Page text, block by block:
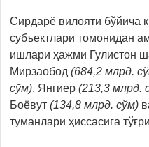
Сирдарё вилояти бўйича
субъектлари томонидан
ишлари ҳажми Гулистон
Мирзаобод (684,2 млрд.
сўм), Янгиер (213,3 млрд.
Боёвут (134,8 млрд. сўм)
туманлари ҳиссасига